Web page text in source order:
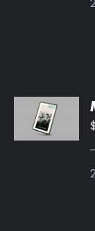
AL
CARRITO
/
$